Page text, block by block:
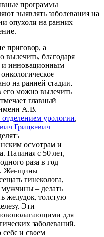
программы
выявлять заболевания на
опухоли на ранних
приговор, а
вылечить, благодаря
и инновационным
на ранней стадии,
его можно вылечить
главный
А.В.
урологии,
Грицкевич. –
осмотрам и
Начиная с 50 лет,
раза в год
Женщины
гинеколога,
мужчины – делать
желудок, толстую
Эти
для
заболеваний.
себе и своем